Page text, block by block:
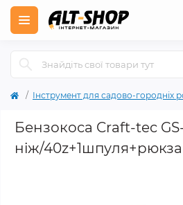
Інструмент для садово-городніх
Бензокоса Craft-tec
ніж/